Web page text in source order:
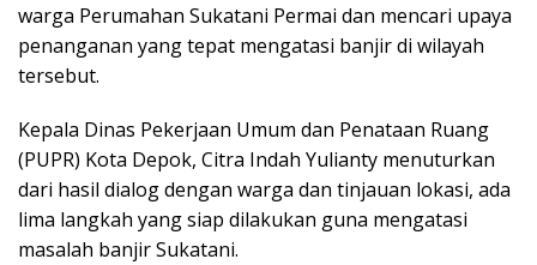
warga Perumahan Sukatani Permai dan mencari upaya
penanganan yang tepat mengatasi banjir di wilayah
tersebut.
Kepala Dinas Pekerjaan Umum dan Penataan Ruang
(PUPR) Kota Depok, Citra Indah Yulianty menuturkan
dari hasil dialog dengan warga dan tinjauan lokasi, ada
lima langkah yang siap dilakukan guna mengatasi
masalah banjir Sukatani.